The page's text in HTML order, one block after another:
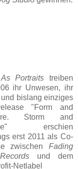
Portraits treiben
ihr Unwesen, ihr
und bislang einziges
"Form and
Storm and
erschien
erst 2011 als Co-
zwischen Fading
und dem
Netlabel